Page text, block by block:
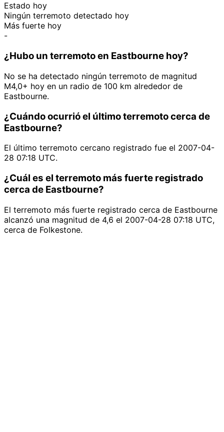
Estado hoy
Ningún terremoto detectado hoy
Más fuerte hoy
-
¿Hubo un terremoto en Eastbourne hoy?
No se ha detectado ningún terremoto de magnitud
M4,0+ hoy en un radio de 100 km alrededor de
Eastbourne.
¿Cuándo ocurrió el último terremoto cerca de
Eastbourne?
El último terremoto cercano registrado fue el 2007-04-
28 07:18 UTC.
¿Cuál es el terremoto más fuerte registrado
cerca de Eastbourne?
El terremoto más fuerte registrado cerca de Eastbourne
alcanzó una magnitud de 4,6 el 2007-04-28 07:18 UTC,
cerca de Folkestone.